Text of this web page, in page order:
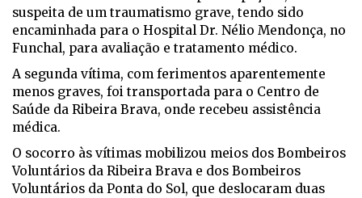
suspeita de um traumatismo grave, tendo sido
encaminhada para o Hospital Dr. Nélio Mendonça, no
Funchal, para avaliação e tratamento médico.
A segunda vítima, com ferimentos aparentemente
menos graves, foi transportada para o Centro de
Saúde da Ribeira Brava, onde recebeu assistência
médica.
O socorro às vítimas mobilizou meios dos Bombeiros
Voluntários da Ribeira Brava e dos Bombeiros
Voluntários da Ponta do Sol, que deslocaram duas